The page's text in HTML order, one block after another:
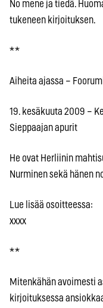
No mene ja tiedä.
tukeneen kirjoituksen.
* *
Aiheita ajassa –
19. kesäkuuta 2009 –
Sieppaajan apurit
He ovat Herliinin
Nurminen sekä hänen
Lue lisää osoitteessa:
xxxx
* *
Mitenkähän avoimesti
kirjoituksessa